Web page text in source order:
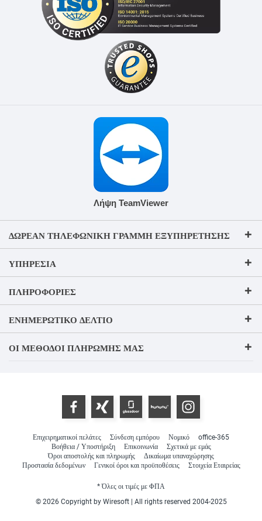
Λήψη TeamViewer
ΔΩΡΕΆΝ ΤΗΛΕΦΩΝΙΚΉ ΓΡΑΜΜΉ ΕΞΥΠΗΡΈΤΗΣΗΣ
ΥΠΗΡΕΣΊΑ
ΠΛΗΡΟΦΟΡΊΕΣ
ΕΝΗΜΕΡΩΤΙΚΌ ΔΕΛΤΊΟ
ΟΙ ΜΈΘΟΔΟΙ ΠΛΗΡΩΜΉΣ ΜΑΣ
Επιχειρηματικοί πελάτες Σύνδεση εμπόρου Νομικό
office-365
Βοήθεια / Υποστήριξη
Επικοινωνία
Σχετικά με εμάς
Όροι αποστολής και πληρωμής
Δικαίωμα υπαναχώρησης
Προστασία δεδομένων
Γενικοί όροι και προϋποθέσεις Στοιχεία Εταιρείας
* Όλες οι τιμές με ΦΠΑ
© 2026 Copyright by Wiresoft | All rights reserved 2004-2025